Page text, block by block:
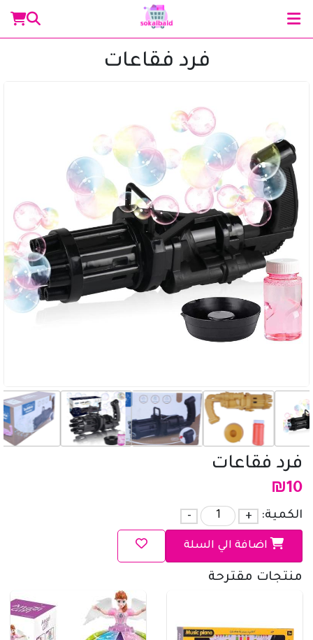
فرد فقاعات
₪10
الكمية: +
-
اضافة الي السلة
فرد فقاعات
منتجات مقترحة
مرحباً 👋 أنا مساعدك الذكي في سوق البلد.
كيف يمكنني مساعدتك؟ اكتب لي عن المنتج الذي
تبحث عنه.